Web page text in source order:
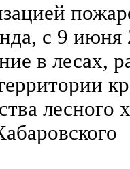
с 9 июня
в лесах,
лесного